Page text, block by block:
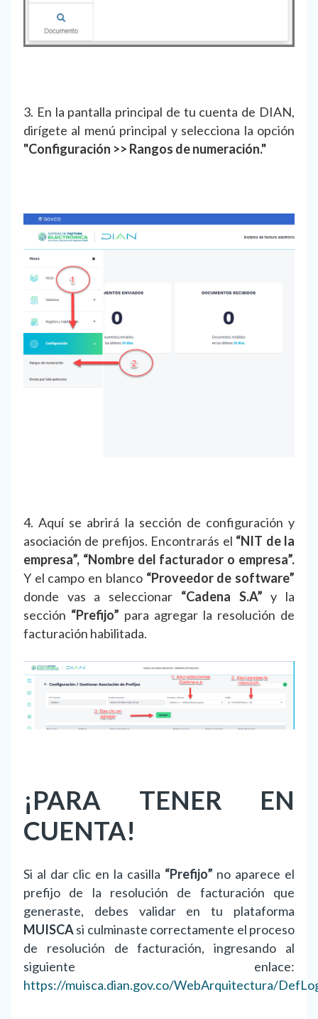
3. En la pantalla principal de tu cuenta de DIAN,
dirígete al menú principal y selecciona la opción
"Configuración >> Rangos de numeración."
4. Aquí se abrirá la sección de configuración y
asociación de prefijos. Encontrarás el “NIT de la
empresa”, “Nombre del facturador o empresa”.
Y el campo en blanco “Proveedor de software”
donde vas a seleccionar “Cadena S.A” y la
sección “Prefijo” para agregar la resolución de
facturación habilitada.
¡PARA TENER EN
CUENTA!
Si al dar clic en la casilla “Prefijo” no aparece el
prefijo de la resolución de facturación que
generaste, debes validar en tu plataforma
MUISCAsi culminaste correctamente el proceso
de resolución de facturación, ingresando al
siguiente enlace:
https://muisca.dian.gov.co/WebArquitectura/